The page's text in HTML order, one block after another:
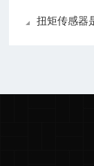
扭矩传感器是